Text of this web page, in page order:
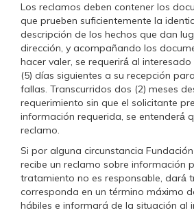
Los reclamos deben contener los
que prueben suficientemente la
descripción de los hechos que dan
dirección, y acompañando los
hacer valer, se requerirá́ al
(5) días siguientes a su recepción
fallas. Transcurridos dos (2) meses
requerimiento sin que el solicitante
información requerida, se entenderá́
reclamo.
Si por alguna circunstancia
recibe un reclamo sobre información
tratamiento no es responsable, dará́
corresponda en un término máximo
hábiles e informará de la situación al